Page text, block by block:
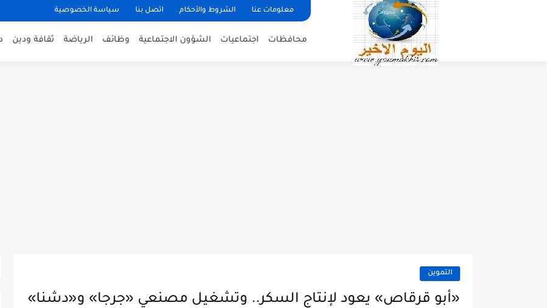
معلومات عنا الشروط والأحكام اتصل بنا سياسة الخصوصية
محافظات اجتماعيات الشؤون الاجتماعية وظائف الرياضة ثقافة ودين
التموين
«أبو قرقاص» يعود لإنتاج السكر.. وتشغيل مصنعي «جرجا» و«دشنا»